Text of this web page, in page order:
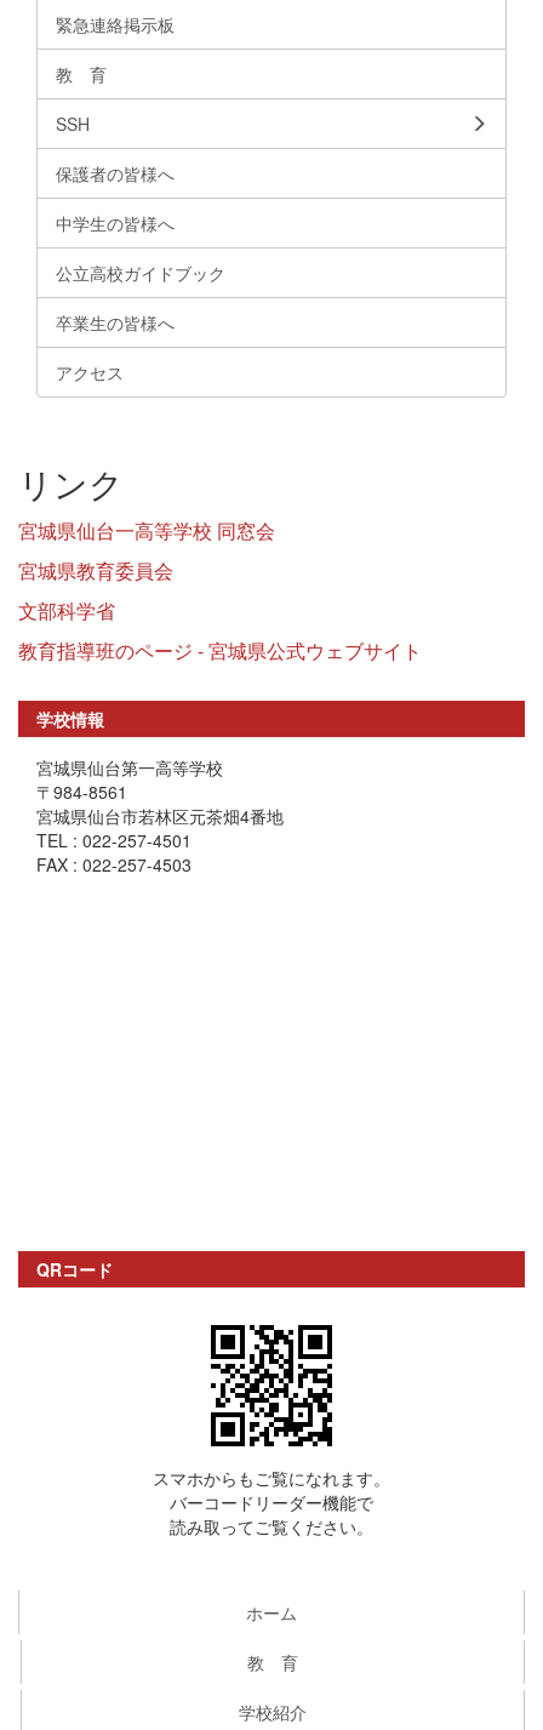
緊急連絡掲示板
教 育
SSH
保護者の皆様へ
中学生の皆様へ
公立高校ガイドブック
卒業生の皆様へ
アクセス
リンク
宮城県仙台一高等学校 同窓会
宮城県教育委員会
文部科学省
教育指導班のページ - 宮城県公式ウェブサイト
学校情報
宮城県仙台第一高等学校
〒984-8561
宮城県仙台市若林区元茶畑4番地
TEL : 022-257-4501
FAX : 022-257-4503
QRコード
スマホからもご覧になれます。
バーコードリーダー機能で
読み取ってご覧ください。
ホーム
教 育
学校紹介